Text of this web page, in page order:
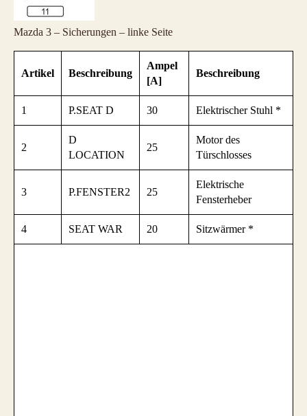
Mazda 3 – Sicherungen – linke Seite
Artikel Beschreibung
Ampel
[A]
Beschreibung
1 P.SEAT D 30 Elektrischer Stuhl *
2
D
LOCATION
25
Motor des
Türschlosses
3 P.FENSTER2 25
Elektrische
Fensterheber
4 SEAT WAR 20 Sitzwärmer *